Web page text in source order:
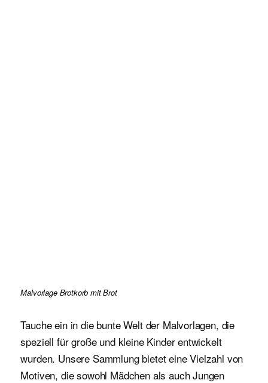
Malvorlage Brotkorb mit Brot
Tauche ein in die bunte Welt der Malvorlagen, die
speziell für große und kleine Kinder entwickelt
wurden. Unsere Sammlung bietet eine Vielzahl von
Motiven, die sowohl Mädchen als auch Jungen